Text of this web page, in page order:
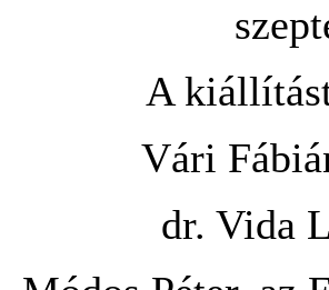
A
Vári
dr. Vida